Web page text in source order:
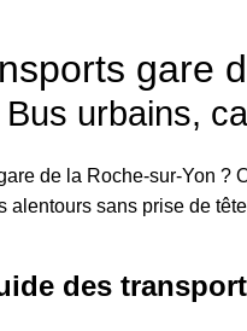
gare
Bus urbains,
de la Roche-sur-Yon ?
alentours sans prise de
des